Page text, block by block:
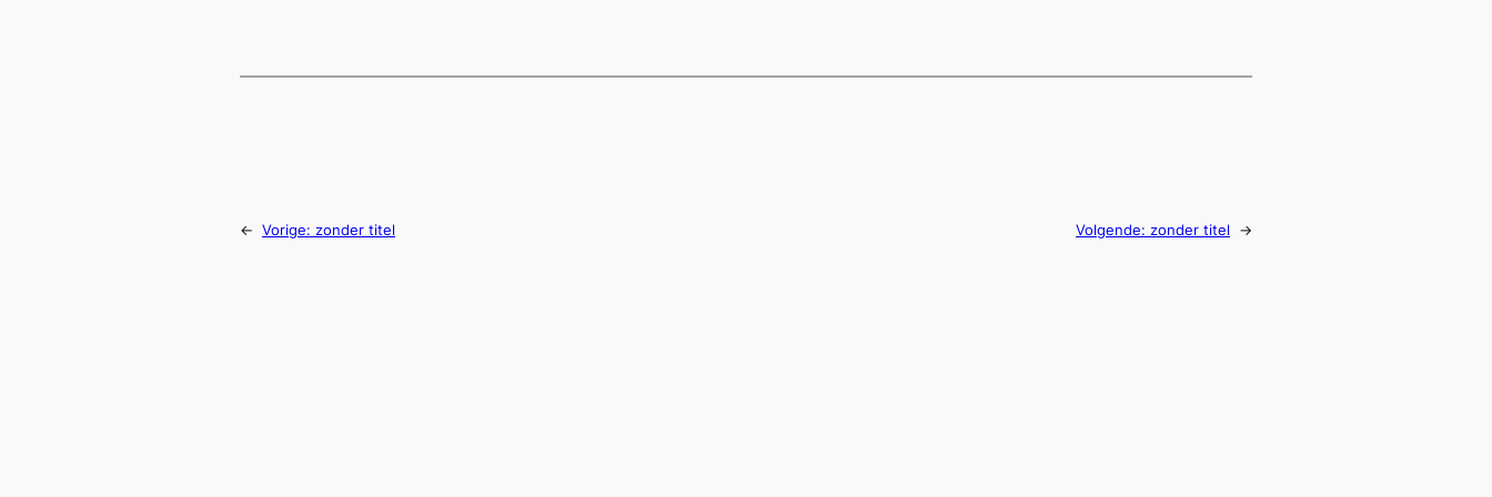
← Vorige: zonder titel Volgende: zonder titel →